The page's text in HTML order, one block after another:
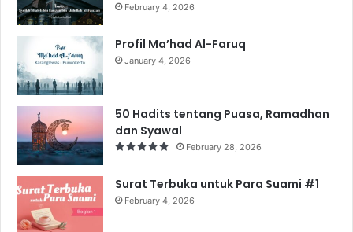
February 4, 2026
Profil Ma’had Al-Faruq
January 4, 2026
50 Hadits tentang Puasa, Ramadhan
dan Syawal
February 28, 2026
Surat Terbuka untuk Para Suami #1
February 4, 2026